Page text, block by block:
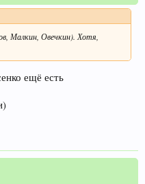
Малкин, Овечкин). Хотя,
ещё есть